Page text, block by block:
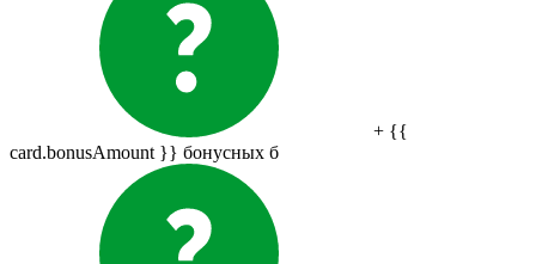
+ {{
card.bonusAmount }} бонусных б